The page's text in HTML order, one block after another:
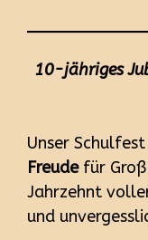
10-jähriges
Unser
Freudefür Groß
Jahrzehnt
und